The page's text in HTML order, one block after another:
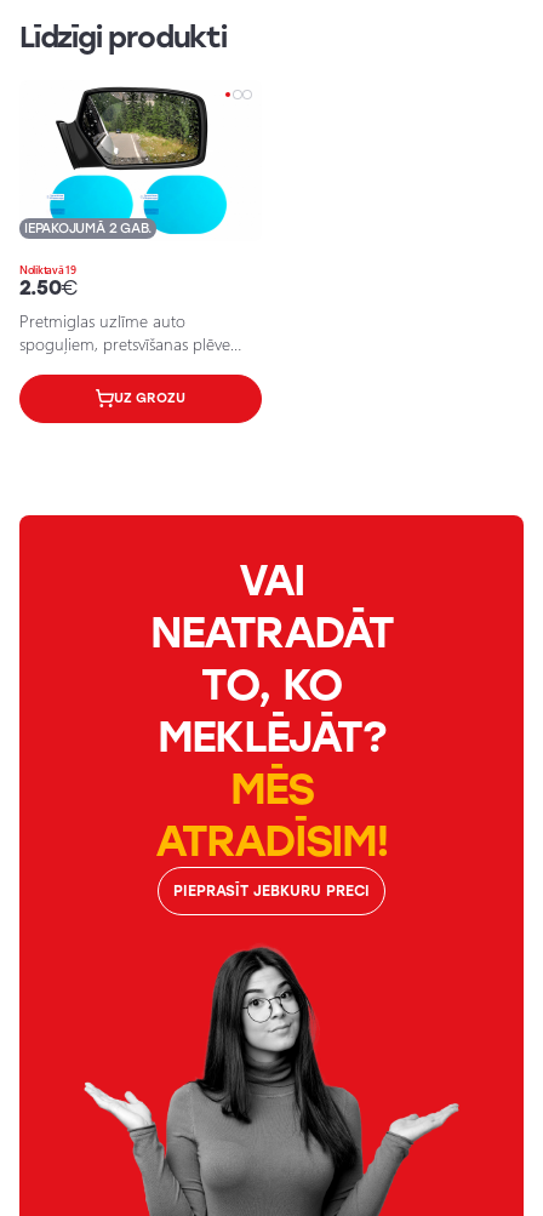
Līdzīgi produkti
Noliktavā 19
IEPAKOJUMĀ 2 GAB.
2.50€
Pretmiglas uzlīme auto
spoguļiem, pretsvīšanas plēve
UZ GROZU
VAI
NEATRADĀT
TO, KO
MEKLĒJĀT?
MĒS
ATRADĪSIM!
PIEPRASĪT JEBKURU PRECI